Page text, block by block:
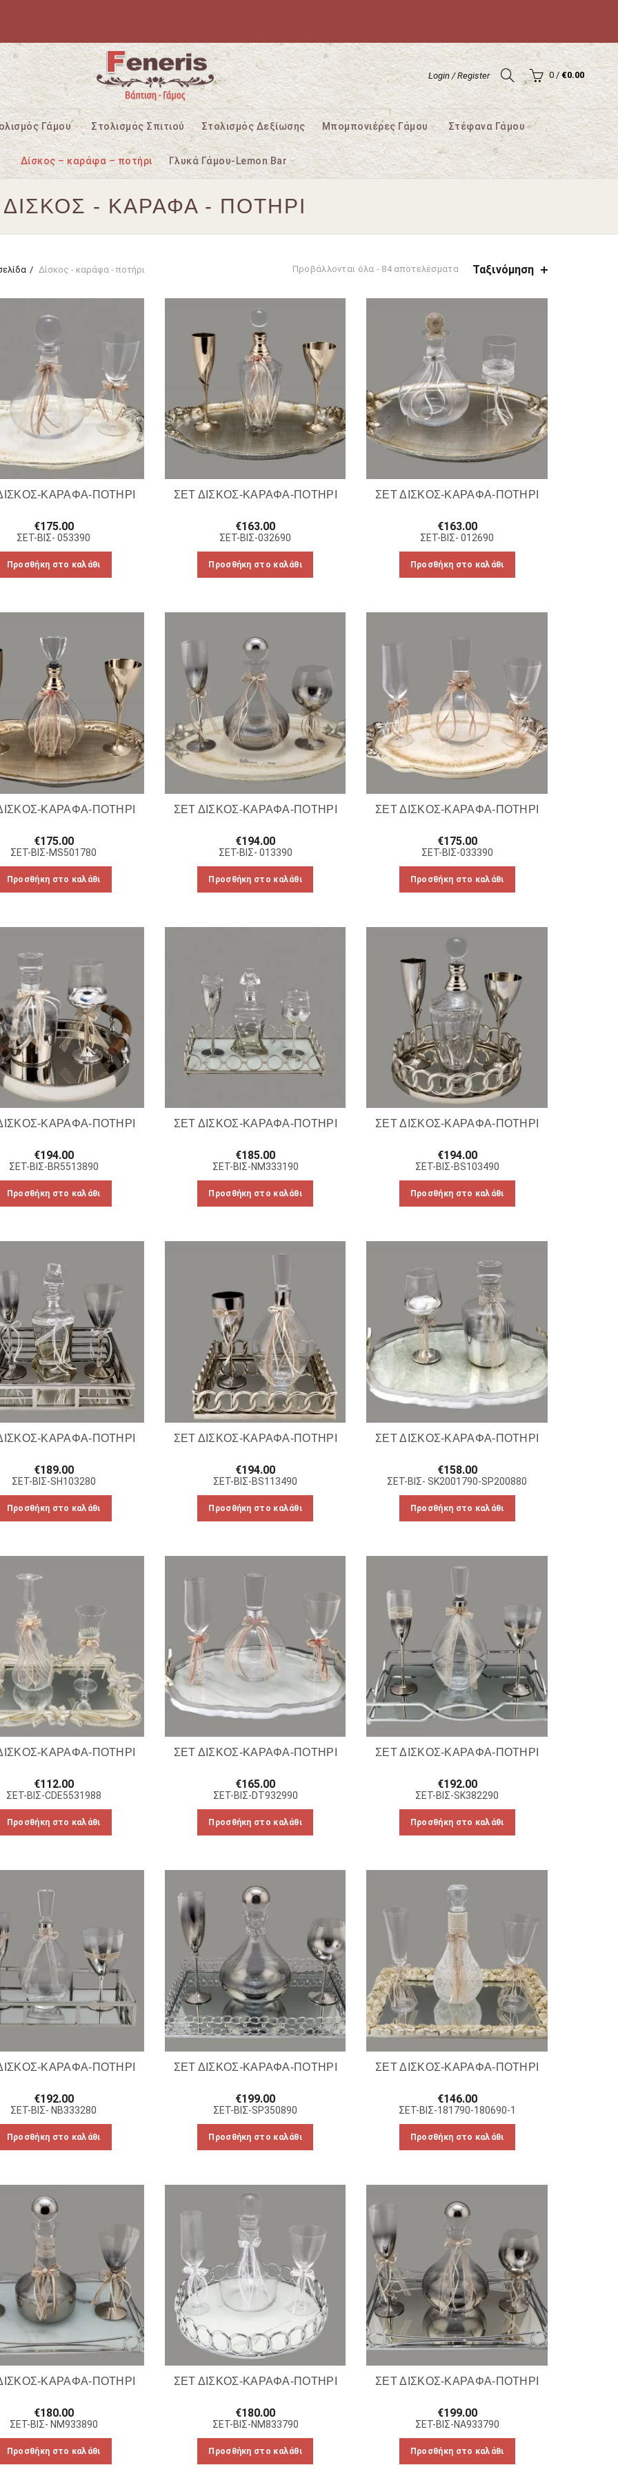
Login / Register 0 / €0.00
Γάμου Στολισμός Σπιτιού Στολισμός Δεξίωσης Μπομπονιέρες Γάμου Στέφανα Γάμου
Δίσκος – καράφα – ποτήρι Γλυκά Γάμου-Lemon Bar
ΔΊΣΚΟΣ - ΚΑΡΆΦΑ - ΠΟΤΉΡΙ
Δίσκος - καράφα - ποτήρι Προβάλλονται όλα - 84 αποτελέσματα Sorted
latest
Ταξινόμηση
ΚΑΡΑΦΑ-ΠΟΤΗΡΙ
€175.00
ΣΕΤ-ΒΙΣ- 053390
Προσθήκη στο καλάθι
ΣΕΤ ΔΙΣΚΟΣ-ΚΑΡΑΦΑ-ΠΟΤΗΡΙ
€163.00
ΣΕΤ-ΒΙΣ-032690
Προσθήκη στο καλάθι
ΣΕΤ ΔΙΣΚΟΣ-ΚΑΡΑΦΑ-ΠΟΤΗΡΙ
€163.00
ΣΕΤ-ΒΙΣ- 012690
Προσθήκη στο καλάθι
ΚΑΡΑΦΑ-ΠΟΤΗΡΙ
€175.00
ΣΕΤ-ΒΙΣ-MS501780
Προσθήκη στο καλάθι
ΣΕΤ ΔΙΣΚΟΣ-ΚΑΡΑΦΑ-ΠΟΤΗΡΙ
€194.00
ΣΕΤ-ΒΙΣ- 013390
Προσθήκη στο καλάθι
ΣΕΤ ΔΙΣΚΟΣ-ΚΑΡΑΦΑ-ΠΟΤΗΡΙ
€175.00
ΣΕΤ-ΒΙΣ-033390
Προσθήκη στο καλάθι
ΚΑΡΑΦΑ-ΠΟΤΗΡΙ
€194.00
ΣΕΤ-ΒΙΣ-BR5513890
Προσθήκη στο καλάθι
ΣΕΤ ΔΙΣΚΟΣ-ΚΑΡΑΦΑ-ΠΟΤΗΡΙ
€185.00
ΣΕΤ-ΒΙΣ-NM333190
Προσθήκη στο καλάθι
ΣΕΤ ΔΙΣΚΟΣ-ΚΑΡΑΦΑ-ΠΟΤΗΡΙ
€194.00
ΣΕΤ-ΒΙΣ-BS103490
Προσθήκη στο καλάθι
ΚΑΡΑΦΑ-ΠΟΤΗΡΙ
€189.00
ΣΕΤ-ΒΙΣ-SH103280
Προσθήκη στο καλάθι
ΣΕΤ ΔΙΣΚΟΣ-ΚΑΡΑΦΑ-ΠΟΤΗΡΙ
€194.00
ΣΕΤ-ΒΙΣ-BS113490
Προσθήκη στο καλάθι
ΣΕΤ ΔΙΣΚΟΣ-ΚΑΡΑΦΑ-ΠΟΤΗΡΙ
€158.00
ΣΕΤ-ΒΙΣ- SK2001790-SP200880
Προσθήκη στο καλάθι
ΚΑΡΑΦΑ-ΠΟΤΗΡΙ
€112.00
ΣΕΤ-ΒΙΣ-CDE5531988
Προσθήκη στο καλάθι
ΣΕΤ ΔΙΣΚΟΣ-ΚΑΡΑΦΑ-ΠΟΤΗΡΙ
€165.00
ΣΕΤ-ΒΙΣ-DT932990
Προσθήκη στο καλάθι
ΣΕΤ ΔΙΣΚΟΣ-ΚΑΡΑΦΑ-ΠΟΤΗΡΙ
€192.00
ΣΕΤ-ΒΙΣ-SK382290
Προσθήκη στο καλάθι
ΚΑΡΑΦΑ-ΠΟΤΗΡΙ
€192.00
ΣΕΤ-ΒΙΣ- NB333280
Προσθήκη στο καλάθι
ΣΕΤ ΔΙΣΚΟΣ-ΚΑΡΑΦΑ-ΠΟΤΗΡΙ
€199.00
ΣΕΤ-ΒΙΣ-SP350890
Προσθήκη στο καλάθι
ΣΕΤ ΔΙΣΚΟΣ-ΚΑΡΑΦΑ-ΠΟΤΗΡΙ
€146.00
ΣΕΤ-ΒΙΣ-181790-180690-1
Προσθήκη στο καλάθι
ΚΑΡΑΦΑ-ΠΟΤΗΡΙ
€180.00
ΣΕΤ-ΒΙΣ- NM933890
Προσθήκη στο καλάθι
ΣΕΤ ΔΙΣΚΟΣ-ΚΑΡΑΦΑ-ΠΟΤΗΡΙ
€180.00
ΣΕΤ-ΒΙΣ-NM833790
Προσθήκη στο καλάθι
ΣΕΤ ΔΙΣΚΟΣ-ΚΑΡΑΦΑ-ΠΟΤΗΡΙ
€199.00
ΣΕΤ-ΒΙΣ-NA933790
Προσθήκη στο καλάθι